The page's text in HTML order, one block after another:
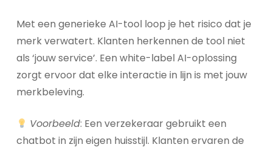
Met een generieke AI-tool loop je het risico dat je
merk verwatert. Klanten herkennen de tool niet
als ‘jouw service’. Een white-label AI-oplossing
zorgt ervoor dat elke interactie in lijn is met jouw
merkbeleving.
Voorbeeld: Een verzekeraar gebruikt een
chatbot in zijn eigen huisstijl. Klanten ervaren de